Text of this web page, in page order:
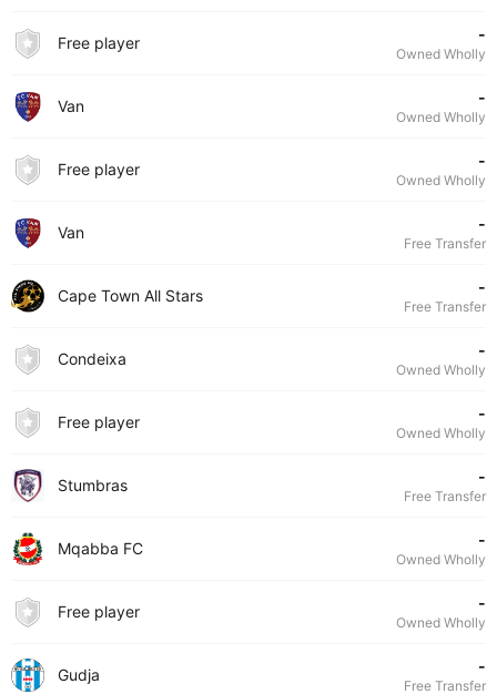
Free player -
Owned Wholly
Van -
Owned Wholly
Free player -
Owned Wholly
Van -
Free Transfer
Cape Town All Stars -
Free Transfer
Condeixa -
Owned Wholly
Free player -
Owned Wholly
Stumbras -
Free Transfer
Mqabba FC -
Owned Wholly
Free player -
Owned Wholly
Gudja -
Free Transfer